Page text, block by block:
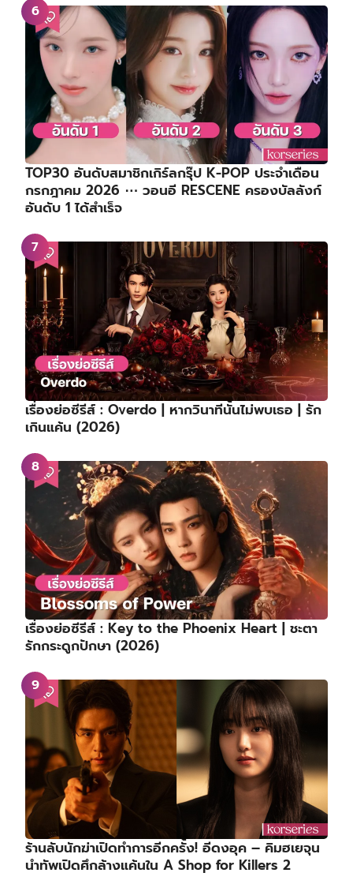
TOP30 อันดับสมาชิกเกิร์ลกรุ๊ป K-POP ประจำเดือน
กรกฎาคม 2026 ⋯ วอนอี RESCENE ครองบัลลังก์
อันดับ 1 ได้สำเร็จ
เรื่องย่อซีรีส์ : Overdo | หากวินาทีนั้นไม่พบเธอ | รัก
เกินแค้น (2026)
เรื่องย่อซีรีส์ : Key to the Phoenix Heart | ชะตา
รักกระดูกปักษา (2026)
ร้านลับนักฆ่าเปิดทำการอีกครั้ง! อีดงอุค – คิมฮเยจุน
นำทัพเปิดศึกล้างแค้นใน A Shop for Killers 2